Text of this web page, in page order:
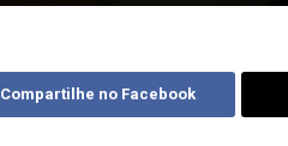
Compartilhe no Facebook